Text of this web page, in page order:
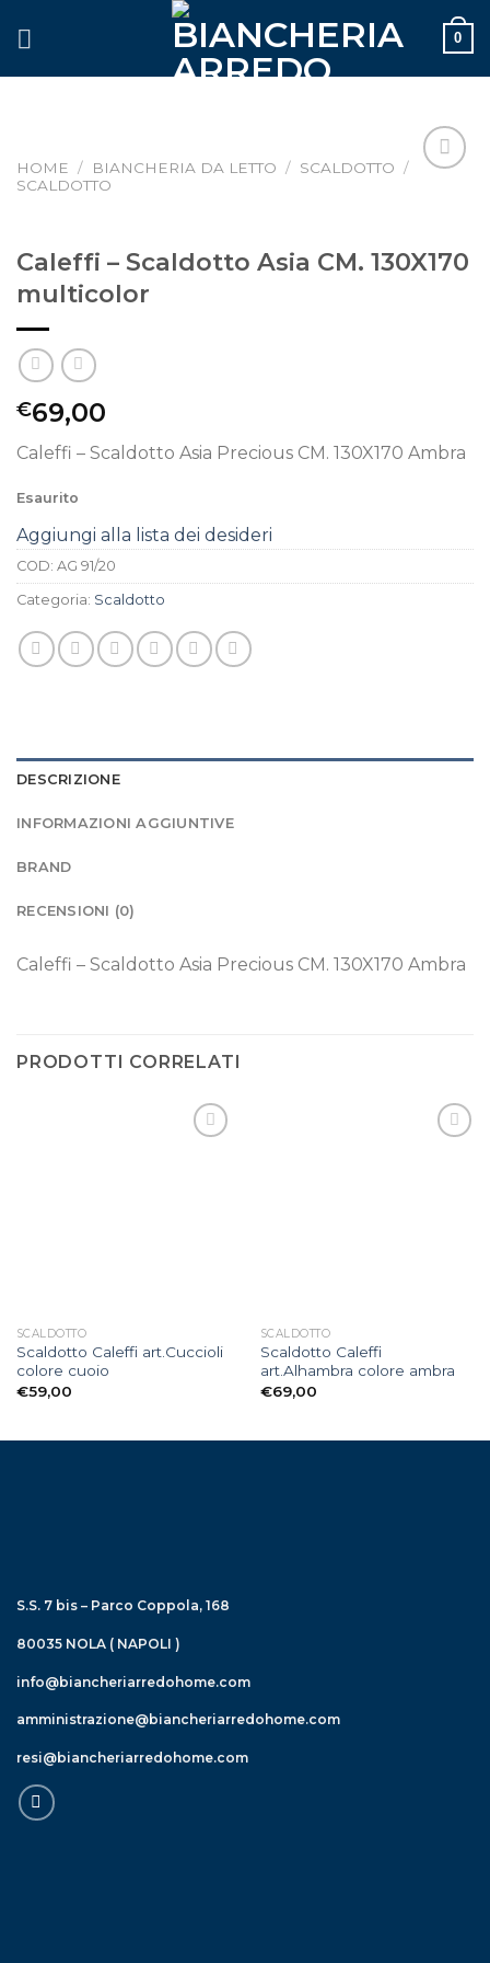
0
desideri
HOME / BIANCHERIA DA LETTO / SCALDOTTO /
SCALDOTTO
Caleffi – Scaldotto Asia CM. 130X170
multicolor
€69,00
Caleffi – Scaldotto Asia Precious CM. 130X170 Ambra
Esaurito
Aggiungi alla lista dei desideri
COD: AG 91/20
Categoria: Scaldotto
DESCRIZIONE
INFORMAZIONI AGGIUNTIVE
BRAND
RECENSIONI (0)
Caleffi – Scaldotto Asia Precious CM. 130X170 Ambra
PRODOTTI CORRELATI
SCALDOTTO
Scaldotto Caleffi art.Cuccioli
colore cuoio
€59,00
SCALDOTTO
Scaldotto Caleffi
art.Alhambra colore ambra
€69,00
S.S. 7 bis – Parco Coppola, 168
80035 NOLA ( NAPOLI )
info@biancheriarredohome.com
amministrazione@biancheriarredohome.com
resi@biancheriarredohome.com